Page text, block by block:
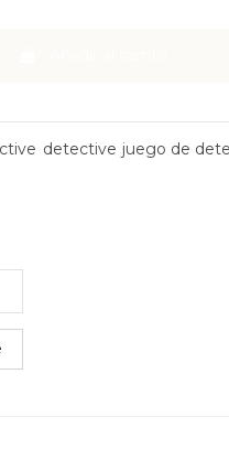
detective juego de